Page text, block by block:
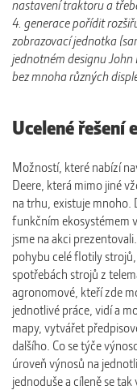
nastavení traktoru a
4. generace pořídit
zobrazovací jednotka
jednotném designu
bez mnoha různých
Ucelené řešení
Možností, které nabízí
Deere, která mimo jiné
na trhu, existuje mnoho.
funkčním ekosystémem
jsme na akci
pohybu celé flotily
spotřebách strojů z
agronomové, kteří zde
jednotlivé práce, vidí a
mapy, vytvářet
dalšího. Co se týče
úroveň výnosů na
jednoduše a cíleně se